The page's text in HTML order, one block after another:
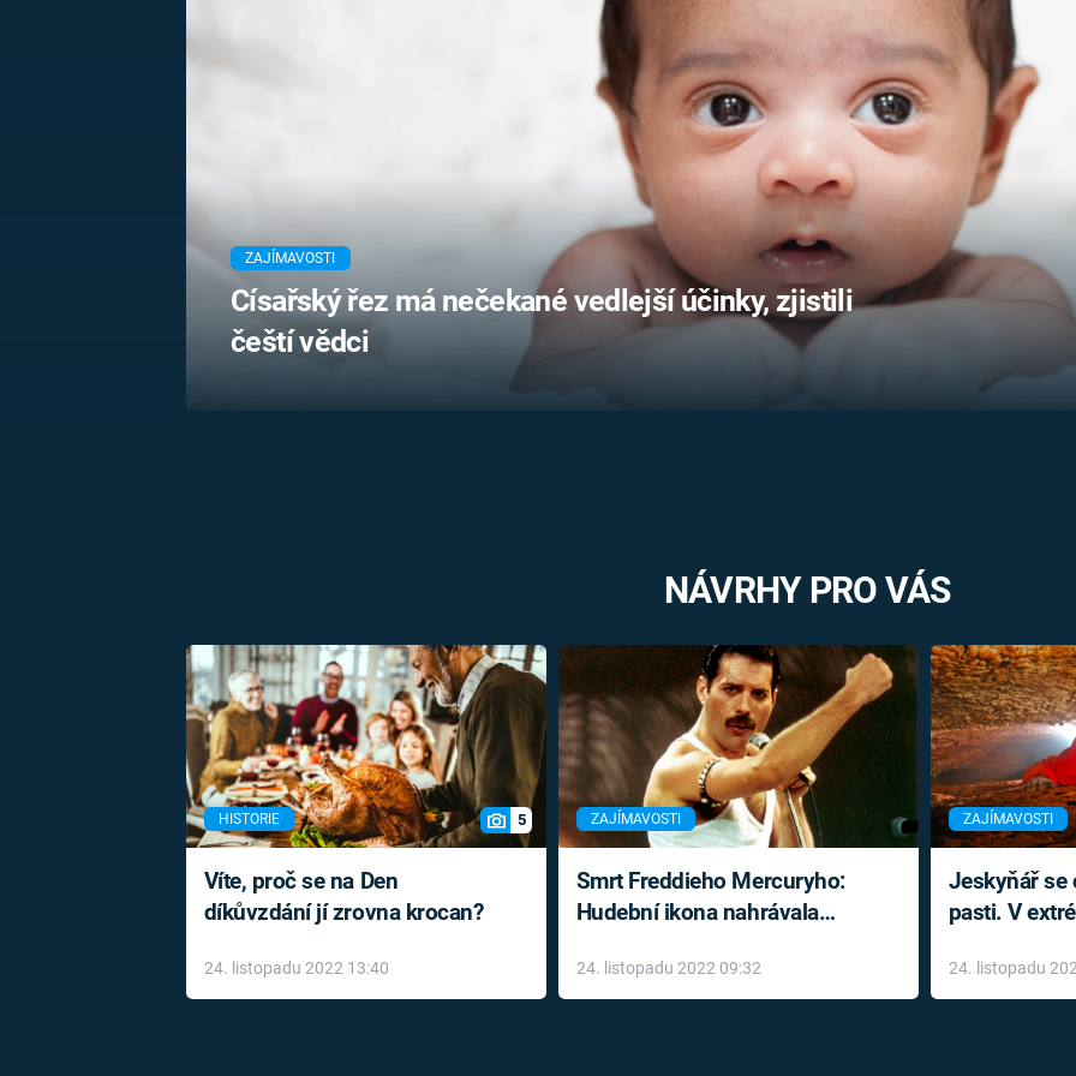
UFO A
MIMOZEMŠŤANÉ
UTAJENÉ PŘÍBĚHY
ČESKÝCH DĚJIN
ALTERNATIVNÍ
HISTORIE
FILMY
REALITA
HORORY
REALITA
OPTICKÉ
KLAMY
ZAJÍMAVOSTI
Císařský řez má nečekané vedlejší účinky, zjistili
čeští vědci
NÁVRHY PRO VÁS
HISTORIE 5
Víte, proč se na Den
díkůvzdání jí zrovna krocan?
24. listopadu 2022 13:40
ZAJÍMAVOSTI
Smrt Freddieho Mercuryho:
Hudební ikona nahrávala
léky
24. listopadu 2022 09:32
ZAJÍMAVOSTI
Jeskyňář se
pasti. V
24. listopadu